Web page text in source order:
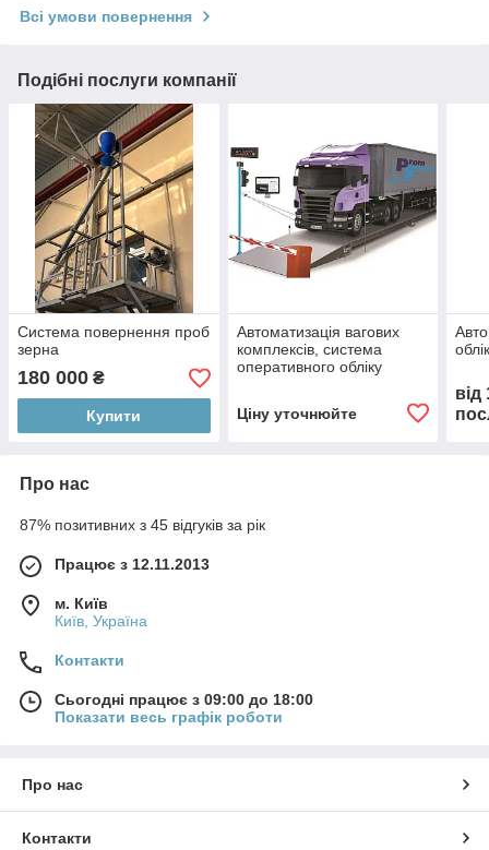
Всі умови повернення
Подібні послуги компанії
Система повернення проб
зерна
180 000 ₴
Купити
Автоматизація вагових
комплексів, система
оперативного обліку
Ціну уточнюйте
від
Про нас
87% позитивних з 45 відгуків за рік
Працює з 12.11.2013
м. Київ
Київ, Україна
Контакти
Сьогодні працює з 09:00 до 18:00
Показати весь графік роботи
Про нас
Контакти